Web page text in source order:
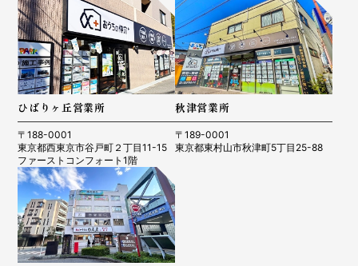
ひばりヶ丘営業所
〒188-0001
東京都西東京市谷戸町２丁目11-15
ファーストコンフォート1階
秋津営業所
〒189-0001
東京都東村山市秋津町5丁目25-88